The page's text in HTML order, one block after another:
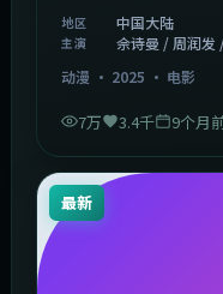
地区 中国大陆
主演
佘诗曼 / 周润发
动漫 · 2025 · 电影
7万 3.4千 9个月
最新